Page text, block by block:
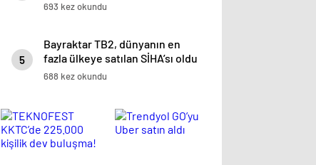
693 kez okundu
5
Bayraktar TB2, dünyanın en
fazla ülkeye satılan SİHA’sı oldu
688 kez okundu